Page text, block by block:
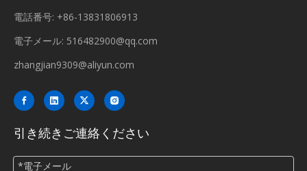
電話番号: +86-13831806913
電子メール: 516482900@qq.com
zhangjian9309@aliyun.com
引き続きご連絡ください